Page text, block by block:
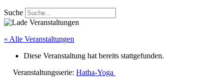
Suche
« Alle Veranstaltungen
Diese Veranstaltung hat bereits stattgefunden.
Veranstaltungsserie: Hatha-Yoga